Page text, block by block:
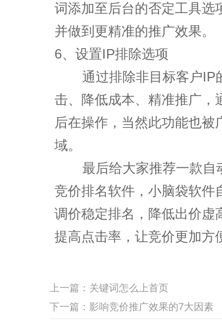
词添加至后台的否定工具选
并做到更精准的推广效果。
6、设置IP排除选项
通过排除非目标客户IP
击、降低成本、精准推广，
后在操作，当然此功能也
域。
最后给大家推荐一款自
竞价排名软件，小脑袋软件
调价稳定排名，降低出价虚
提高点击率，让竞价更加方
上一篇： 关键词怎么上首页
下一篇： 影响竞价推广效果的7大因素